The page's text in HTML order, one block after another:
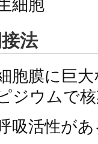
細胞
法
胞膜に巨
ジウムで
吸活性が